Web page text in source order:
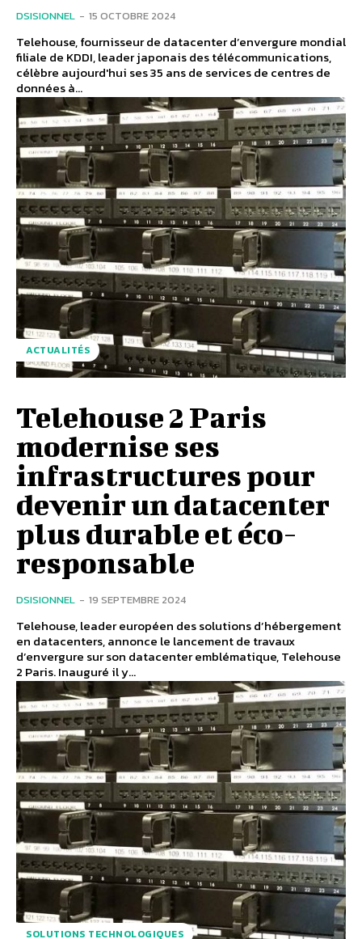
DSISIONNEL - 15 OCTOBRE 2024
Telehouse, fournisseur de datacenter d’envergure mondial
filiale de KDDI, leader japonais des télécommunications,
célèbre aujourd'hui ses 35 ans de services de centres de
données à...
ACTUALITÉS
Telehouse 2 Paris
modernise ses
infrastructures pour
devenir un datacenter
plus durable et éco-
responsable
DSISIONNEL - 19 SEPTEMBRE 2024
Telehouse, leader européen des solutions d’hébergement
en datacenters, annonce le lancement de travaux
d’envergure sur son datacenter emblématique, Telehouse
2 Paris. Inauguré il y...
SOLUTIONS TECHNOLOGIQUES